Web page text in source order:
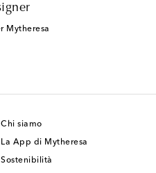
Mytheresa
Chi siamo
La App di Mytheresa
Sostenibilità